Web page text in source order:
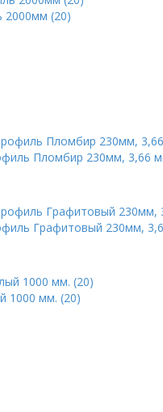
2000мм (20)
Пломбир 230мм, 3,66
Графитовый 230мм,
1000 мм. (20)